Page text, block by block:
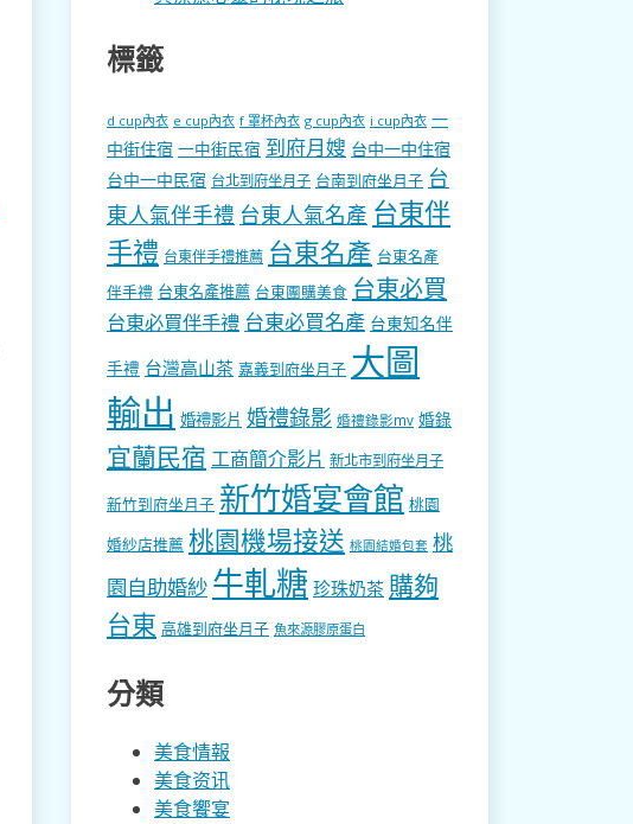
標籤
d cup內衣 e cup內衣 f 罩杯內衣 g cup內衣 i cup內衣 一
中街住宿 一中街民宿 到府月嫂 台中一中住宿
台中一中民宿 台北到府坐月子 台南到府坐月子 台
東人氣伴手禮 台東人氣名產 台東伴
手禮 台東伴手禮推薦 台東名產 台東名產
伴手禮 台東名產推薦 台東團購美食 台東必買
台東必買伴手禮 台東必買名產 台東知名伴
手禮 台灣高山茶 嘉義到府坐月子 大圖
輸出 婚禮影片 婚禮錄影 婚禮錄影mv 婚錄
宜蘭民宿 工商簡介影片 新北市到府坐月子
新竹到府坐月子 新竹婚宴會館 桃園
婚紗店推薦 桃園機場接送 桃園結婚包套 桃
園自助婚紗 牛軋糖 珍珠奶茶 購夠
台東 高雄到府坐月子 魚來源膠原蛋白
分類
美食情報
美食资讯
美食饗宴